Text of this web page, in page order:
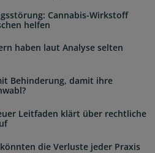
Cannabis-Wirkstoff
helfen
haben laut Analyse selten
Behinderung, damit ihre
Leitfaden klärt über rechtliche
die Verluste jeder Praxis